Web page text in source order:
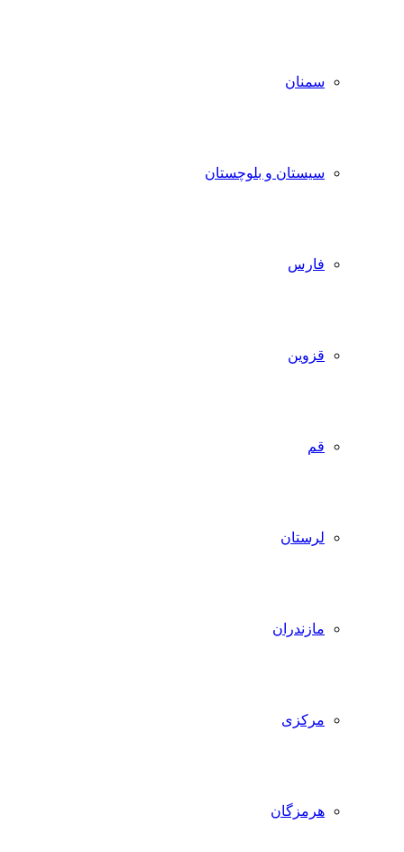
سمنان
سیستان و بلوچستان
فارس
قزوین
قم
لرستان
مازندران
مرکزی
هرمزگان